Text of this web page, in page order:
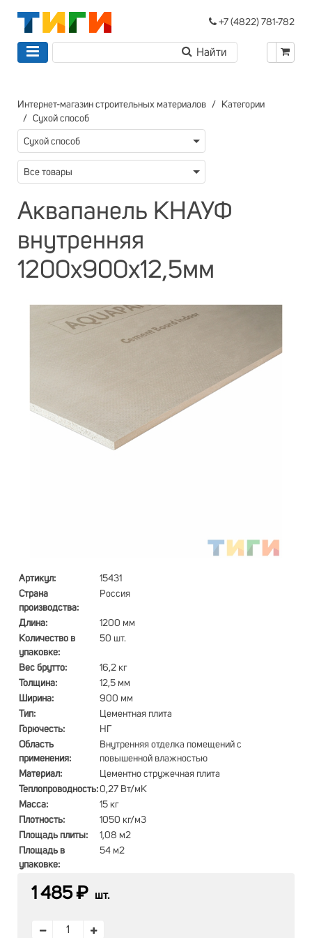
+7 (4822) 781-782
Интернет-магазин строительных материалов
Категории
Сухой способ
Сухой способ
Все товары
Аквапанель КНАУФ
внутренняя
1200х900х12,5мм
Артикул:
15431
Страна
производства:
Россия
Длина:
1200 мм
Количество в
упаковке:
50 шт.
Вес брутто:
16,2 кг
Толщина:
12,5 мм
Ширина:
900 мм
Тип:
Цементная плита
Горючесть:
НГ
Область
применения:
Внутренняя отделка помещений с
повышенной влажностью
Материал:
Цементно стружечная плита
Теплопроводность:0,27 Вт/мК
Масса:
15 кг
Плотность:
1050 кг/м3
Площадь плиты:
1,08 м2
Площадь в
упаковке:
54 м2
1 485 ₽ шт.